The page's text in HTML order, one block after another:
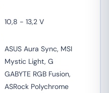
10,8 - 13,2 V
ASUS Aura Sync, MSI
Mystic Light, G
GABYTE RGB Fusion,
ASRock Polychrome